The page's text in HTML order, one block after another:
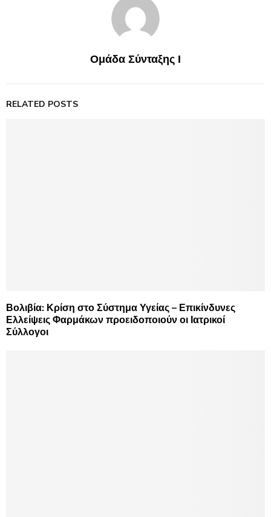
Ομάδα Σύνταξης Ι
RELATED POSTS
Βολιβία: Κρίση στο Σύστημα Υγείας – Επικίνδυνες
Ελλείψεις Φαρμάκων προειδοποιούν οι Ιατρικοί
Σύλλογοι